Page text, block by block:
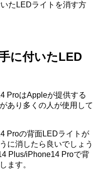
たLEDライトを消す方
に付いたLED
ProはAppleが提供する
あり多くの人が使用して
Proの背面LEDライトが
に消したら良いでしょう
Plus/iPhone14 Proで背
ます。